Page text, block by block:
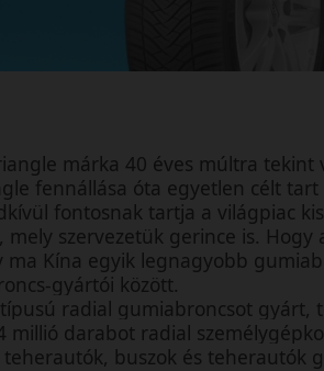
márka 40 éves múltra tekint
fennállása óta egyetlen célt
fontosnak tartja a világpiac
mely szervezetük gerince is.
ma Kína egyik legnagyobb
gyártói között.
radial gumiabroncsot gyárt,
millió darabot radial
buszok és teherautók